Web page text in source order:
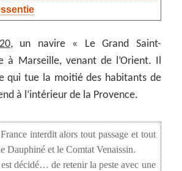
, un navire « Le Grand Saint-
à Marseille, venant de l’Orient. Il
qui tue la moitié des habitants de
à l’intérieur de la Provence.
interdit alors tout passage et tout
Dauphiné et le Comtat Venaissin.
décidé… de retenir la peste avec une